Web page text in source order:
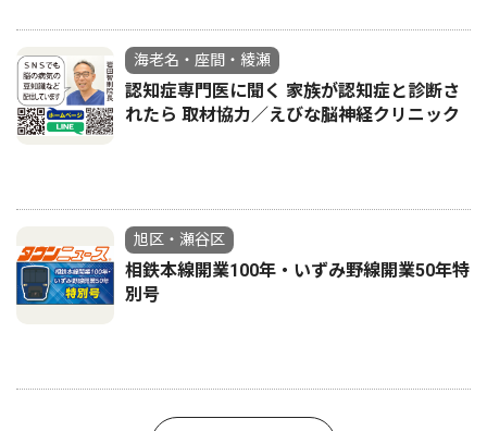
海老名・座間・綾瀬
認知症専門医に聞く 家族が認知症と診断さ
れたら 取材協力／えびな脳神経クリニック
旭区・瀬谷区
相鉄本線開業100年・いずみ野線開業50年特
別号